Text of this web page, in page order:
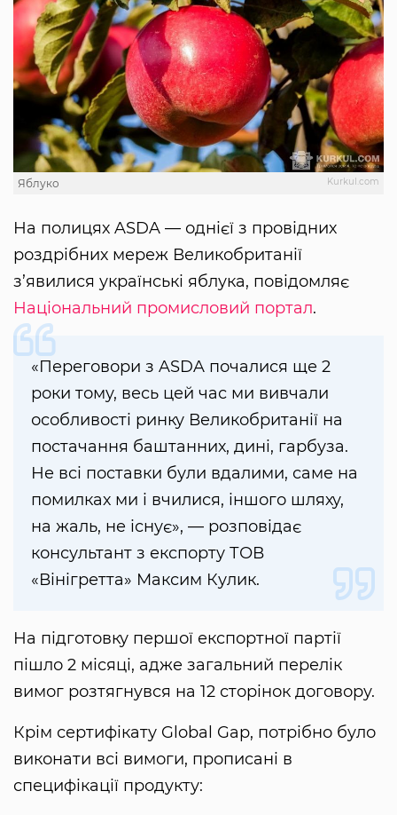
Kurkul.com
Яблуко
На полицях ASDA — однієї з провідних
роздрібних мереж Великобританії
з’явилися українські яблука, повідомляє
Національний промисловий портал.
«Переговори з ASDA почалися ще 2
роки тому, весь цей час ми вивчали
особливості ринку Великобританії на
постачання баштанних, дині, гарбуза.
Не всі поставки були вдалими, саме на
помилках ми і вчилися, іншого шляху,
на жаль, не існує», — розповідає
консультант з експорту ТОВ
«Вінігретта» Максим Кулик.
На підготовку першої експортної партії
пішло 2 місяці, адже загальний перелік
вимог розтягнувся на 12 сторінок договору.
Крім сертифікату Global Gap, потрібно було
виконати всі вимоги, прописані в
специфікації продукту: